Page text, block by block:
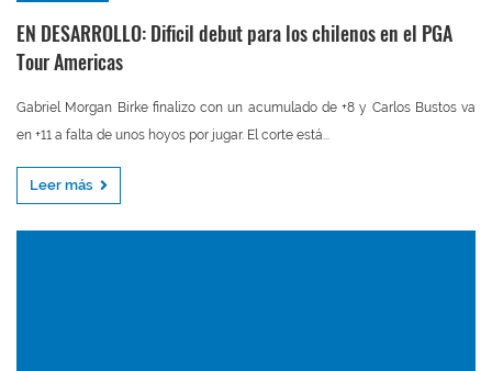
EN DESARROLLO: Dificil debut para los chilenos en el PGA
Tour Americas
Gabriel Morgan Birke finalizo con un acumulado de +8 y Carlos Bustos va
en +11 a falta de unos hoyos por jugar. El corte está...
Leer más